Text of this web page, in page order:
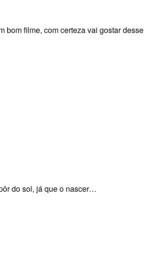
bom filme, com certeza vai gostar
do sol, já que o nascer…